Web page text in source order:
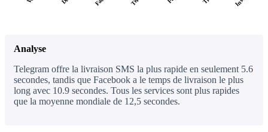
Analyse
Telegram offre la livraison SMS la plus rapide en seulement 5.6
secondes, tandis que Facebook a le temps de livraison le plus
long avec 10.9 secondes. Tous les services sont plus rapides
que la moyenne mondiale de 12,5 secondes.